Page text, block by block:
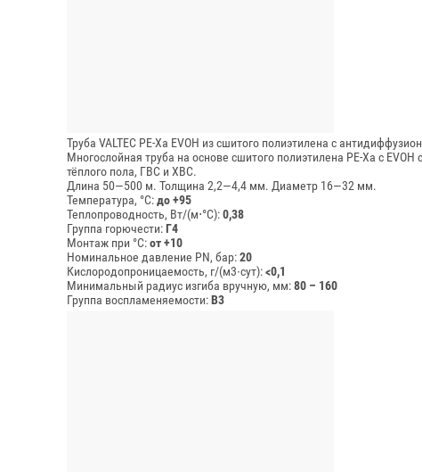
Труба VALTEC PE-Xa EVOH из сшитого полиэтилена c
Многослойная труба на основе сшитого полиэтилена PE-Xa с
тёплого пола, ГВС и ХВС.
Длина 50—500 м. Толщина 2,2—4,4 мм. Диаметр 16—32 мм.
Температура, °C:до +95
Теплопроводность, Вт/(м⋅°С):0,38
Группа горючести:Г4
Монтаж при °C:от +10
Номинальное давление PN, бар:20
Кислородопроницаемость, г/(м3∙сут):<0,1
Минимальный радиус изгиба вручную, мм:80 – 160
Группа воспламеняемости:В3